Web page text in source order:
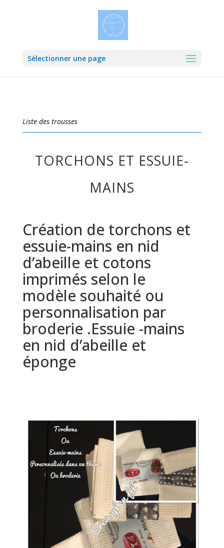
Sélectionner une page
Liste des trousses
TORCHONS ET ESSUIE-
MAINS
Création de torchons et
essuie-mains en nid
d’abeille et cotons
imprimés selon le
modèle souhaité ou
personnalisation par
broderie .Essuie -mains
en nid d’abeille et
éponge